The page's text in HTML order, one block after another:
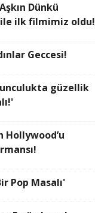
Dünkü
ile ilk filmimiz oldu!
Geccesi!
güzellik
Hollywood’u
Pop Masalı'